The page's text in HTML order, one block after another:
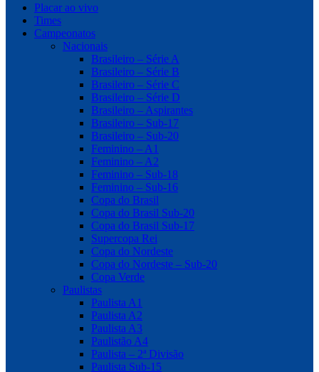
Placar ao vivo
Times
Campeonatos
Nacionais
Brasileiro – Série A
Brasileiro – Série B
Brasileiro – Série C
Brasileiro – Série D
Brasileiro – Aspirantes
Brasileiro – Sub-17
Brasileiro – Sub-20
Feminino – A1
Feminino – A2
Feminino – Sub-18
Feminino – Sub-16
Copa do Brasil
Copa do Brasil Sub-20
Copa do Brasil Sub-17
Supercopa Rei
Copa do Nordeste
Copa do Nordeste – Sub-20
Copa Verde
Paulistas
Paulista A1
Paulista A2
Paulista A3
Paulistão A4
Paulista – 2ª Divisão
Paulista Sub-15